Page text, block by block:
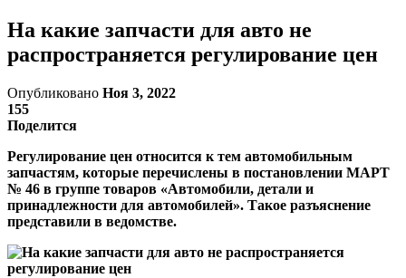
На какие запчасти для авто не
распространяется регулирование цен
Опубликовано Ноя 3, 2022
155
Поделится
Регулирование цен относится к тем автомобильным
запчастям, которые перечислены в постановлении МАРТ
№ 46 в группе товаров «Автомобили, детали и
принадлежности для автомобилей». Такое разъяснение
представили в ведомстве.